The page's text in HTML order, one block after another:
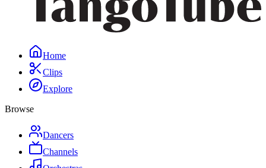
Home
Clips
Explore
Browse
Dancers
Channels